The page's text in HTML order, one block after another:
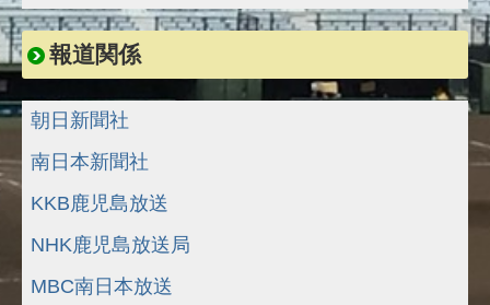
報道関係
朝日新聞社
南日本新聞社
KKB鹿児島放送
NHK鹿児島放送局
MBC南日本放送